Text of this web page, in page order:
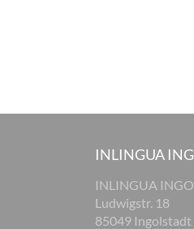
INLINGUA
INLINGUA
Ludwigstr. 18
85049 Ingolstadt